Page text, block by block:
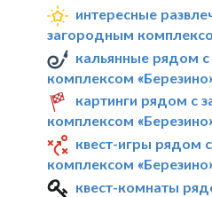
интересные
загородным
кальянные рядом
комплексом
картинги рядом с
комплексом
квест-игры рядом
комплексом
квест-комнаты